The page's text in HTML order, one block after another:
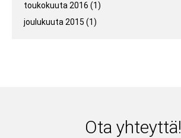
toukokuuta 2016 (1)
joulukuuta 2015 (1)
Ota yhteyttä!